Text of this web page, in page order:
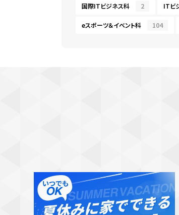
国際ITビジネス科 2 ITビ
eスポーツ＆イベント科 104